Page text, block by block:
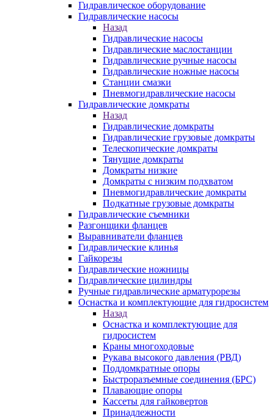
Гидравлическое оборудование
Гидравлические насосы
Назад
Гидравлические насосы
Гидравлические маслостанции
Гидравлические ручные насосы
Гидравлические ножные насосы
Станции смазки
Пневмогидравлические насосы
Гидравлические домкраты
Назад
Гидравлические домкраты
Гидравлические грузовые домкраты
Телескопические домкраты
Тянущие домкраты
Домкраты низкие
Домкраты с низким подхватом
Пневмогидравлические домкраты
Подкатные грузовые домкраты
Гидравлические съемники
Разгонщики фланцев
Выравниватели фланцев
Гидравлические клинья
Гайкорезы
Гидравлические ножницы
Гидравлические цилиндры
Ручные гидравлические арматурорезы
Оснастка и комплектующие для гидросистем
Назад
Оснастка и комплектующие для
гидросистем
Краны многоходовые
Рукава высокого давления (РВД)
Поддомкратные опоры
Быстроразъемные соединения (БРС)
Плавающие опоры
Кассеты для гайковертов
Принадлежности